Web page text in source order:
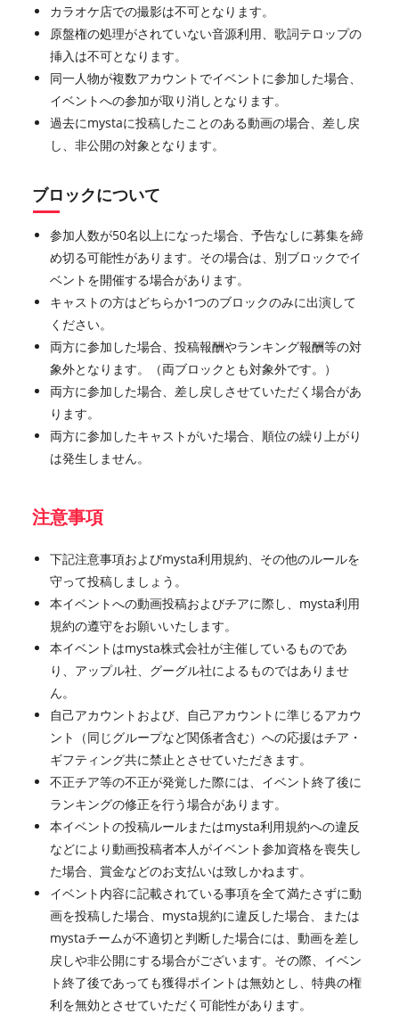
カラオケ店での撮影は不可となります。
原盤権の処理がされていない音源利用、歌詞テロップの
挿入は不可となります。
同一人物が複数アカウントでイベントに参加した場合、
イベントへの参加が取り消しとなります。
過去にmystaに投稿したことのある動画の場合、差し戻
し、非公開の対象となります。
ブロックについて
参加人数が50名以上になった場合、予告なしに募集を締
め切る可能性があります。その場合は、別ブロックでイ
ベントを開催する場合があります。
キャストの方はどちらか1つのブロックのみに出演して
ください。
両方に参加した場合、投稿報酬やランキング報酬等の対
象外となります。（両ブロックとも対象外です。）
両方に参加した場合、差し戻しさせていただく場合があ
ります。
両方に参加したキャストがいた場合、順位の繰り上がり
は発生しません。
注意事項
下記注意事項およびmysta利用規約、その他のルールを
守って投稿しましょう。
本イベントへの動画投稿およびチアに際し、mysta利用
規約の遵守をお願いいたします。
本イベントはmysta株式会社が主催しているものであ
り、アップル社、グーグル社によるものではありませ
ん。
自己アカウントおよび、自己アカウントに準じるアカウ
ント（同じグループなど関係者含む）への応援はチア・
ギフティング共に禁止とさせていただきます。
不正チア等の不正が発覚した際には、イベント終了後に
ランキングの修正を行う場合があります。
本イベントの投稿ルールまたはmysta利用規約への違反
などにより動画投稿者本人がイベント参加資格を喪失し
た場合、賞金などのお支払いは致しかねます。
イベント内容に記載されている事項を全て満たさずに動
画を投稿した場合、mysta規約に違反した場合、または
mystaチームが不適切と判断した場合には、動画を差し
戻しや非公開にする場合がございます。その際、イベン
ト終了後であっても獲得ポイントは無効とし、特典の権
利を無効とさせていただく可能性があります。